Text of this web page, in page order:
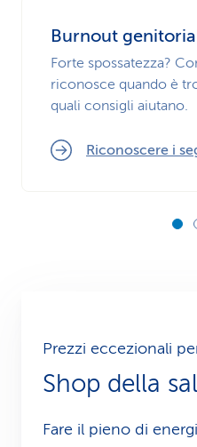
Burnout
Forte spossatezza?
riconosce quando è
quali consigli aiutano.
Riconoscere i
Prezzi eccezionali
Shop della
Fare il pieno di